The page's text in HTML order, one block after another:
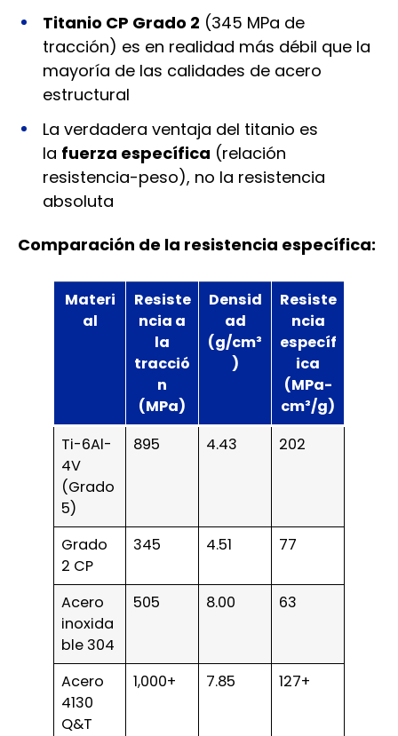
Titanio CP Grado 2 (345 MPa de
tracción) es en realidad más débil que la
mayoría de las calidades de acero
estructural
La verdadera ventaja del titanio es
la fuerza específica (relación
resistencia-peso), no la resistencia
absoluta
Comparación de la resistencia específica:
Materi
al
Resiste
ncia a
la
tracció
n
(MPa)
Densid
ad
(g/cm³
)
Resiste
ncia
específ
ica
(MPa-
cm³/g)
Ti-6Al-
4V
(Grado
5)
895 4.43 202
Grado
2 CP
345 4.51 77
Acero
inoxida
ble 304
505 8.00 63
Acero
4130
Q&T
1,000+ 7.85 127+